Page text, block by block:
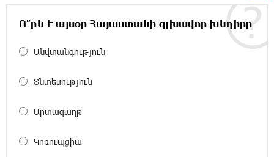
Սիցիլիայի օդանավակայանը փակվել է
Էթնա հրաբխի ժայթքման պատճառով
19:16:13 8-08-2026
ֆիքսված թոշակ․ ինչու է գործող
ստեղծում. Հրայր Կամենդատյան
Ո՞րն է այսօր Հայաստանի գլխավոր խնդիրը
Անվտանգություն
Տնտեսություն
Արտագաղթ
Կոռուպցիա